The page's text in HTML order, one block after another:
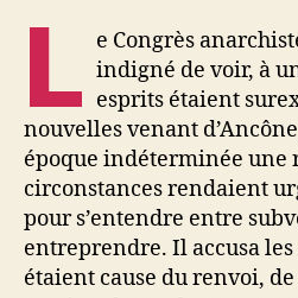
L e Congrès
indigné de voir, à
esprits étaient
nouvelles venant
époque indéterminée une
circonstances rendaient
pour s’entendre entre
entreprendre. Il accusa
étaient cause du renvoi,